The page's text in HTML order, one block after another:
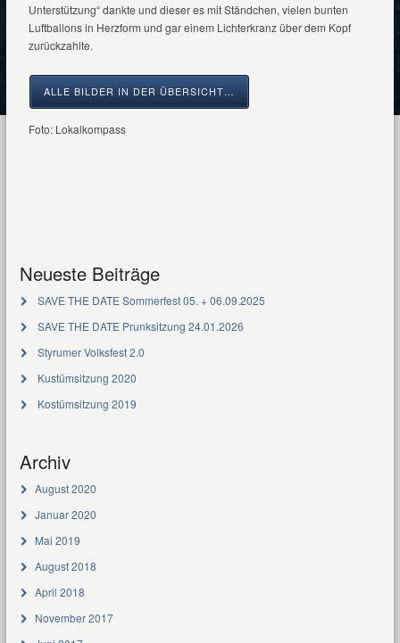
Unterstützung“ dankte und dieser es mit Ständchen, vielen bunten
Luftballons in Herzform und gar einem Lichterkranz über dem Kopf
zurückzahlte.
ALLE BILDER IN DER ÜBERSICHT…
Foto: Lokalkompass
Neueste Beiträge
SAVE THE DATE Sommerfest 05. + 06.09.2025
SAVE THE DATE Prunksitzung 24.01.2026
Styrumer Volksfest 2.0
Kustümsitzung 2020
Kostümsitzung 2019
Archiv
August 2020
Januar 2020
Mai 2019
August 2018
April 2018
November 2017